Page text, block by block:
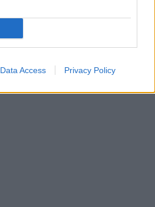
Data Access Privacy Policy